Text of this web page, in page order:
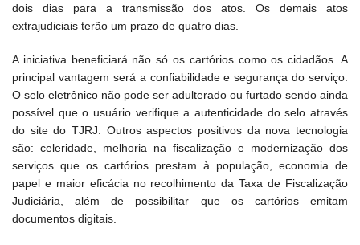
dois dias para a transmissão dos atos. Os demais atos
extrajudiciais terão um prazo de quatro dias.
A iniciativa beneficiará não só os cartórios como os cidadãos. A
principal vantagem será a confiabilidade e segurança do serviço.
O selo eletrônico não pode ser adulterado ou furtado sendo ainda
possível que o usuário verifique a autenticidade do selo através
do site do TJRJ. Outros aspectos positivos da nova tecnologia
são: celeridade, melhoria na fiscalização e modernização dos
serviços que os cartórios prestam à população, economia de
papel e maior eficácia no recolhimento da Taxa de Fiscalização
Judiciária, além de possibilitar que os cartórios emitam
documentos digitais.